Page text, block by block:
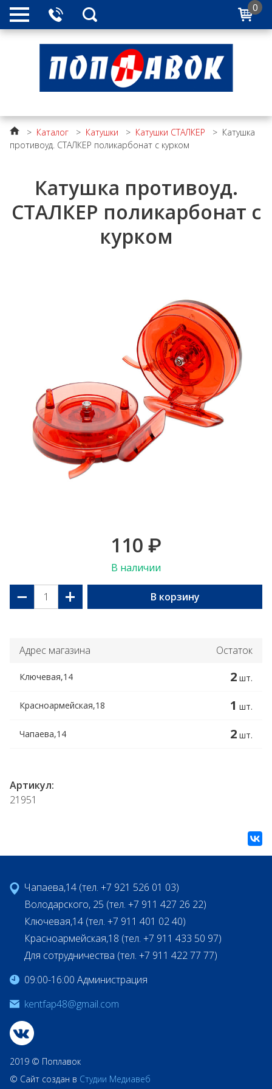
0
> Каталог > Катушки > Катушки СТАЛКЕР > Катушка
противоуд. СТАЛКЕР поликарбонат с курком
Катушка противоуд.
СТАЛКЕР поликарбонат с
курком
110 ₽
В наличии
− + В корзину
Адрес магазина Остаток
Ключевая,14 2 шт.
Красноармейская,18 1 шт.
Чапаева,14 2 шт.
Артикул:
21951
Чапаева,14 (тел. +7 921 526 01 03)
Володарского, 25 (тел. +7 911 427 26 22)
Ключевая,14 (тел. +7 911 401 02 40)
Красноармейская,18 (тел. +7 911 433 50 97)
Для сотрудничества (тел. +7 911 422 77 77)
09:00-16:00 Администрация
kentfap48@gmail.com
2019 © Поплавок
© Сайт создан в Студии Медиавеб